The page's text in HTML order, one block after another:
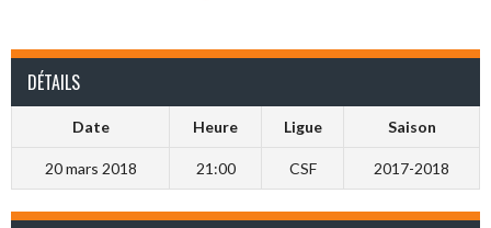
DÉTAILS
Date Heure Ligue Saison
20 mars 2018 21:00 CSF 2017-2018